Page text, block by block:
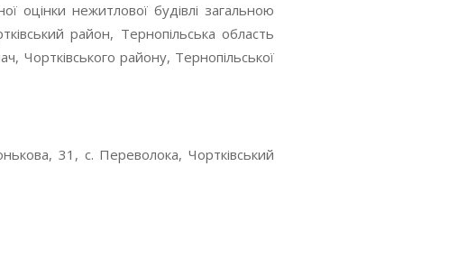
оцінки нежитлової будівлі загальною
район, Тернопільська область
Чортківського району, Тернопільської
31, с. Переволока, Чортківський